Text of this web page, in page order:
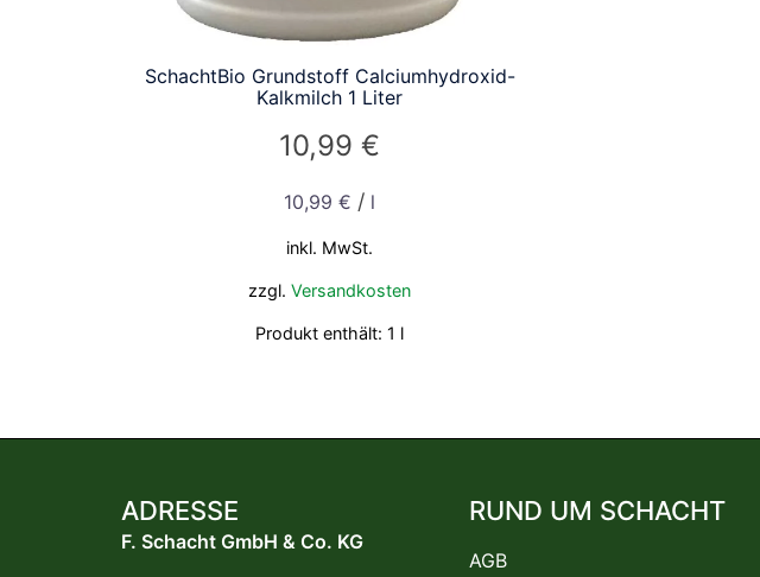
SchachtBio Grundstoff Calciumhydroxid-
Kalkmilch 1 Liter
10,99€
10,99€ / l
inkl. MwSt.
zzgl.Versandkosten
Produkt enthält: 1 l
ADRESSE
F. Schacht GmbH & Co. KG
RUND UM SCHACHT
AGB